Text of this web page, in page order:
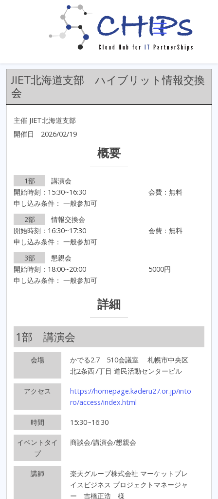
イベント詳細
JIET北海道支部 ハイブリット情報交換
会
主催 JIET北海道支部
開催日 2026/02/19
概要
1部
講演会
開始時刻：15:30~16:30
会費：無料
申し込み条件： 一般参加可
2部
情報交換会
開始時刻：16:30~17:30
会費：無料
申し込み条件： 一般参加可
3部
懇親会
開始時刻：18:00~20:00
5000円
申し込み条件： 一般参加可
詳細
1部 講演会
会場 かでる2.7 510会議室
札幌市中央区
北2条西7丁目 道民活動センタービル
アクセス
https://homepage.kaderu27.or.jp/into
ro/access/index.html
時間 15:30~16:30
イベントタイ
プ
商談会/講演会/懇親会
講師
楽天グループ株式会社 マーケットプレ
イスビジネス プロジェクトマネージャ
ー 吉橋正浩 様